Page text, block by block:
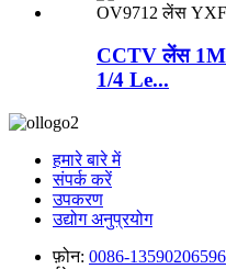
CCTV लेंस 1M
1/4 Le...
हमारे बारे में
संपर्क करें
उपकरण
उद्योग अनुप्रयोग
फ़ोन: 0086-13590206596